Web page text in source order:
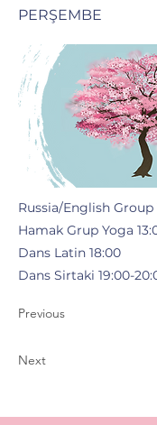
PERŞEMBE
Russia/English Group
Hamak Grup Yoga
Dans Latin 18:00
Dans Sirtaki 19:00-
Previous
Next